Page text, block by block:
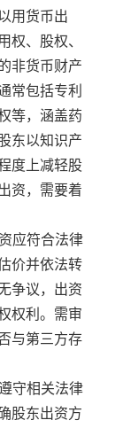
用货币出
权、股权、
非货币财产
常包括专利
等，涵盖药
东以知识产
度上减轻股
资，需要着
应符合法律
价并依法转
争议，出资
权利。需审
与第三方存
守相关法律
股东出资方